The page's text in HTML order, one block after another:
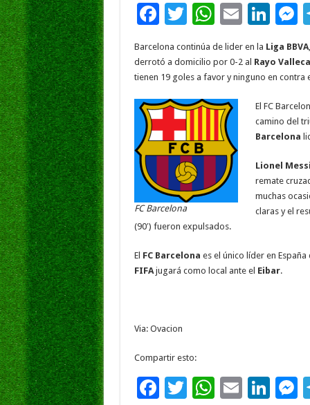
F
e
b
o
o
k
T
wi
tt
er
W
h
at
sA
p
p
E
m
ai
l
Li
n
k
e
dI
n
g
Barcelona continúa de lider en la Liga BBVA
derrotó a domicilio por 0-2 al Rayo
tienen 19 goles a favor y ninguno en contra
FC Barcelona
El FC
camino del
Barcelona
Lionel Messi
remate
muchas
claras y el
(90′) fueron expulsados.
El FC Barcelona es el único líder en
FIFAjugará como local ante el Eibar.
Via: Ovacion
Compartir esto:
F
T W E
Li